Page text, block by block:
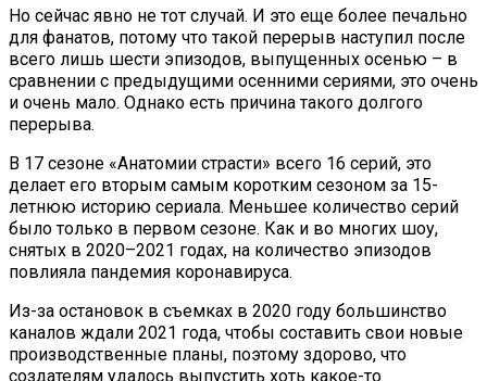
Но сейчас явно не тот случай. И это еще более печально
для фанатов, потому что такой перерыв наступил после
всего лишь шести эпизодов, выпущенных осенью – в
сравнении с предыдущими осенними сериями, это очень
и очень мало. Однако есть причина такого долгого
перерыва.
В 17 сезоне «Анатомии страсти» всего 16 серий, это
делает его вторым самым коротким сезоном за 15-
летнюю историю сериала. Меньшее количество серий
было только в первом сезоне. Как и во многих шоу,
снятых в 2020–2021 годах, на количество эпизодов
повлияла пандемия коронавируса.
Из-за остановок в съемках в 2020 году большинство
каналов ждали 2021 года, чтобы составить свои новые
производственные планы, поэтому здорово, что
создателям удалось выпустить хоть какое-то